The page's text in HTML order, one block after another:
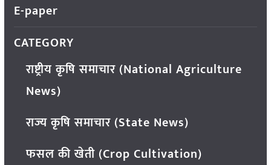
E-paper
CATEGORY
राष्ट्रीय कृषि समाचार (National Agriculture
News)
राज्य कृषि समाचार (State News)
फसल की खेती (Crop Cultivation)